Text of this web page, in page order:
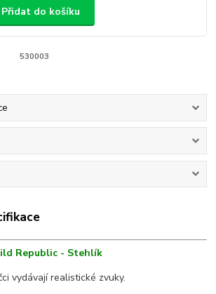
Přidat do košíku
530003
Republic - Stehlík
vydávají realistické zvuky.